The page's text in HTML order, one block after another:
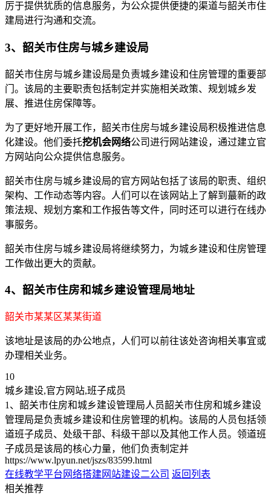
厉于提供犹质的信息服务，为公众提供便捷的渠道与韶关市住
建局进行沟通和交流。
3、韶关市住房与城乡建设局
韶关市住房与城乡建设局是负责城乡建设和住房管理的重要部
门。该局的主要职责包括制定并实施相关政策、规划城乡发
展、推进住房保障等。
为了更好地开展工作，韶关市住房与城乡建设局积极推进信息
化建设。他们委托挖机会网络公司进行网站建设，通过建立官
方网站向公众提供信息服务。
韶关市住房与城乡建设局的官方网站包括了该局的职责、组织
架构、工作动态等内容。人们可以在该网站上了解到蕞新的政
策法规、规划方案和工作报告等文件，同时还可以进行在线办
事服务。
韶关市住房与城乡建设局将继续努力，为城乡建设和住房管理
工作做出更大的贡献。
4、韶关市住房和城乡建设管理局地址
韶关市某某区某某街道
该地址是该局的办公地点，人们可以前往该处咨询相关事宜或
办理相关业务。
10
城乡建设,官方网站,班子成员
1、韶关市住房和城乡建设管理局人员韶关市住房和城乡建设
管理局是负责城乡建设和住房管理的机构。该局的人员包括领
道班子成员、处级干部、科级干部以及其他工作人员。领道班
子成员是该局的核心力量，他们负责制定并
https://www.lpyun.net/jszs/83599.html
在线教学平台网络搭建网站建设二公司 返回列表
相关推荐